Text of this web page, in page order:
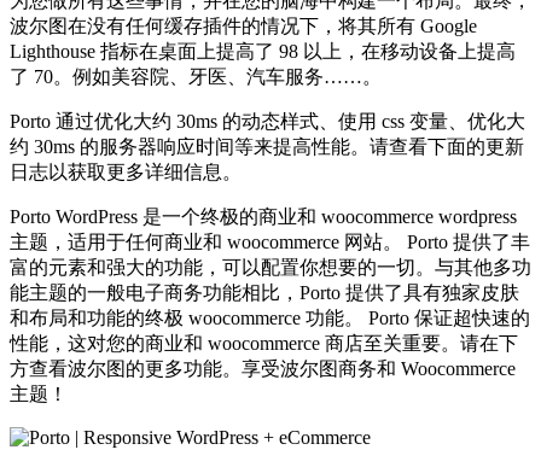
波尔图在没有任何缓存插件的情况下，将其所有 Google
Lighthouse 指标在桌面上提高了 98 以上，在移动设备上提高
了 70。例如美容院、牙医、汽车服务……。
Porto 通过优化大约 30ms 的动态样式、使用 css 变量、优化大
约 30ms 的服务器响应时间等来提高性能。请查看下面的更新
日志以获取更多详细信息。
Porto WordPress 是一个终极的商业和 woocommerce wordpress
主题，适用于任何商业和 woocommerce 网站。 Porto 提供了丰
富的元素和强大的功能，可以配置你想要的一切。与其他多功
能主题的一般电子商务功能相比，Porto 提供了具有独家皮肤
和布局和功能的终极 woocommerce 功能。 Porto 保证超快速的
性能，这对您的商业和 woocommerce 商店至关重要。请在下
方查看波尔图的更多功能。享受波尔图商务和 Woocommerce
主题！